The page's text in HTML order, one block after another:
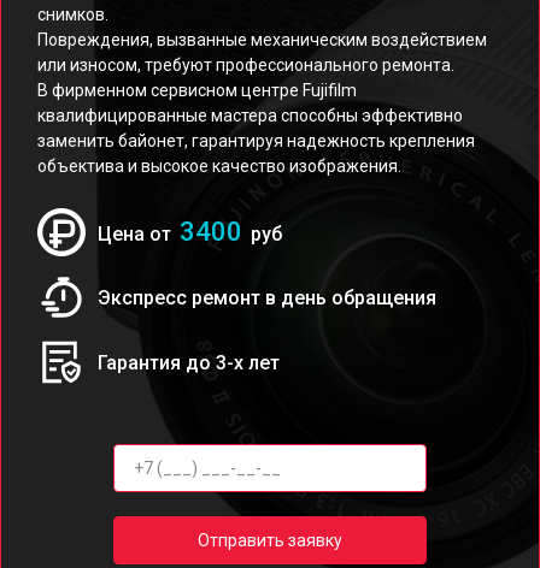
снимков.
Повреждения, вызванные механическим воздействием
или износом, требуют профессионального ремонта.
В фирменном сервисном центре Fujifilm
квалифицированные мастера способны эффективно
заменить байонет, гарантируя надежность крепления
объектива и высокое качество изображения.
Цена от 3400 руб
Экспресс ремонт в день обращения
Гарантия до 3-х лет
Отправить заявку